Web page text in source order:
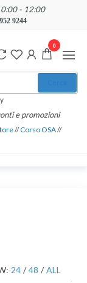
- 12:00
9244
e promozioni
//Corso OSA//
0
24 / 48 / ALL